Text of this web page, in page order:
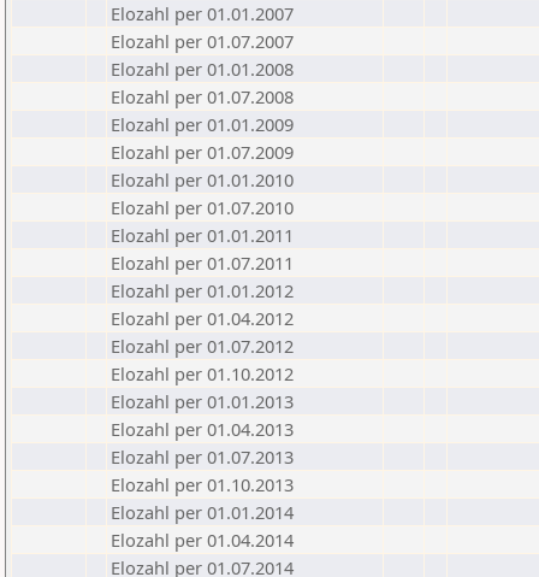
Elozahl per 01.01.2007
Elozahl per 01.07.2007
Elozahl per 01.01.2008
Elozahl per 01.07.2008
Elozahl per 01.01.2009
Elozahl per 01.07.2009
Elozahl per 01.01.2010
Elozahl per 01.07.2010
Elozahl per 01.01.2011
Elozahl per 01.07.2011
Elozahl per 01.01.2012
Elozahl per 01.04.2012
Elozahl per 01.07.2012
Elozahl per 01.10.2012
Elozahl per 01.01.2013
Elozahl per 01.04.2013
Elozahl per 01.07.2013
Elozahl per 01.10.2013
Elozahl per 01.01.2014
Elozahl per 01.04.2014
Elozahl per 01.07.2014